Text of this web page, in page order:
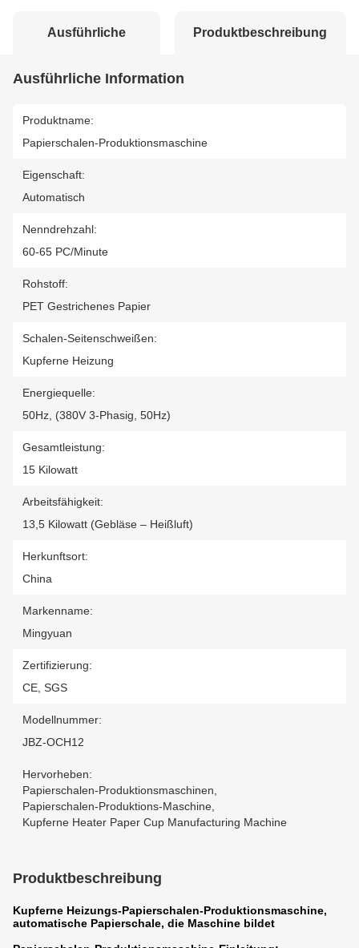
Ausführliche
Information
Produktbeschreibung
Ausführliche Information
Produktname:
Papierschalen-Produktionsmaschine
Eigenschaft:
Automatisch
Nenndrehzahl:
60-65 PC/Minute
Rohstoff:
PET Gestrichenes Papier
Schalen-Seitenschweißen:
Kupferne Heizung
Energiequelle:
50Hz, (380V 3-Phasig, 50Hz)
Gesamtleistung:
15 Kilowatt
Arbeitsfähigkeit:
13,5 Kilowatt (Gebläse – Heißluft)
Herkunftsort:
China
Markenname:
Mingyuan
Zertifizierung:
CE, SGS
Modellnummer:
JBZ-OCH12
Hervorheben:
Papierschalen-Produktionsmaschinen
Papierschalen-Produktions-Maschine
Kupferne Heater Paper Cup Manufacturing Machine
Produktbeschreibung
Kupferne Heizungs-Papierschalen-Produktionsmaschine,
automatische Papierschale, die Maschine bildet